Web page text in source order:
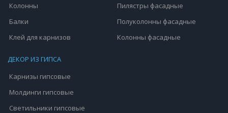
Колонны
Балки
Клей для карнизов
Пилястры фасадные
Полуколонны фасадные
Колонны фасадные
ДЕКОР ИЗ ГИПСА
Карнизы гипсовые
Молдинги гипсовые
Светильники гипсовые